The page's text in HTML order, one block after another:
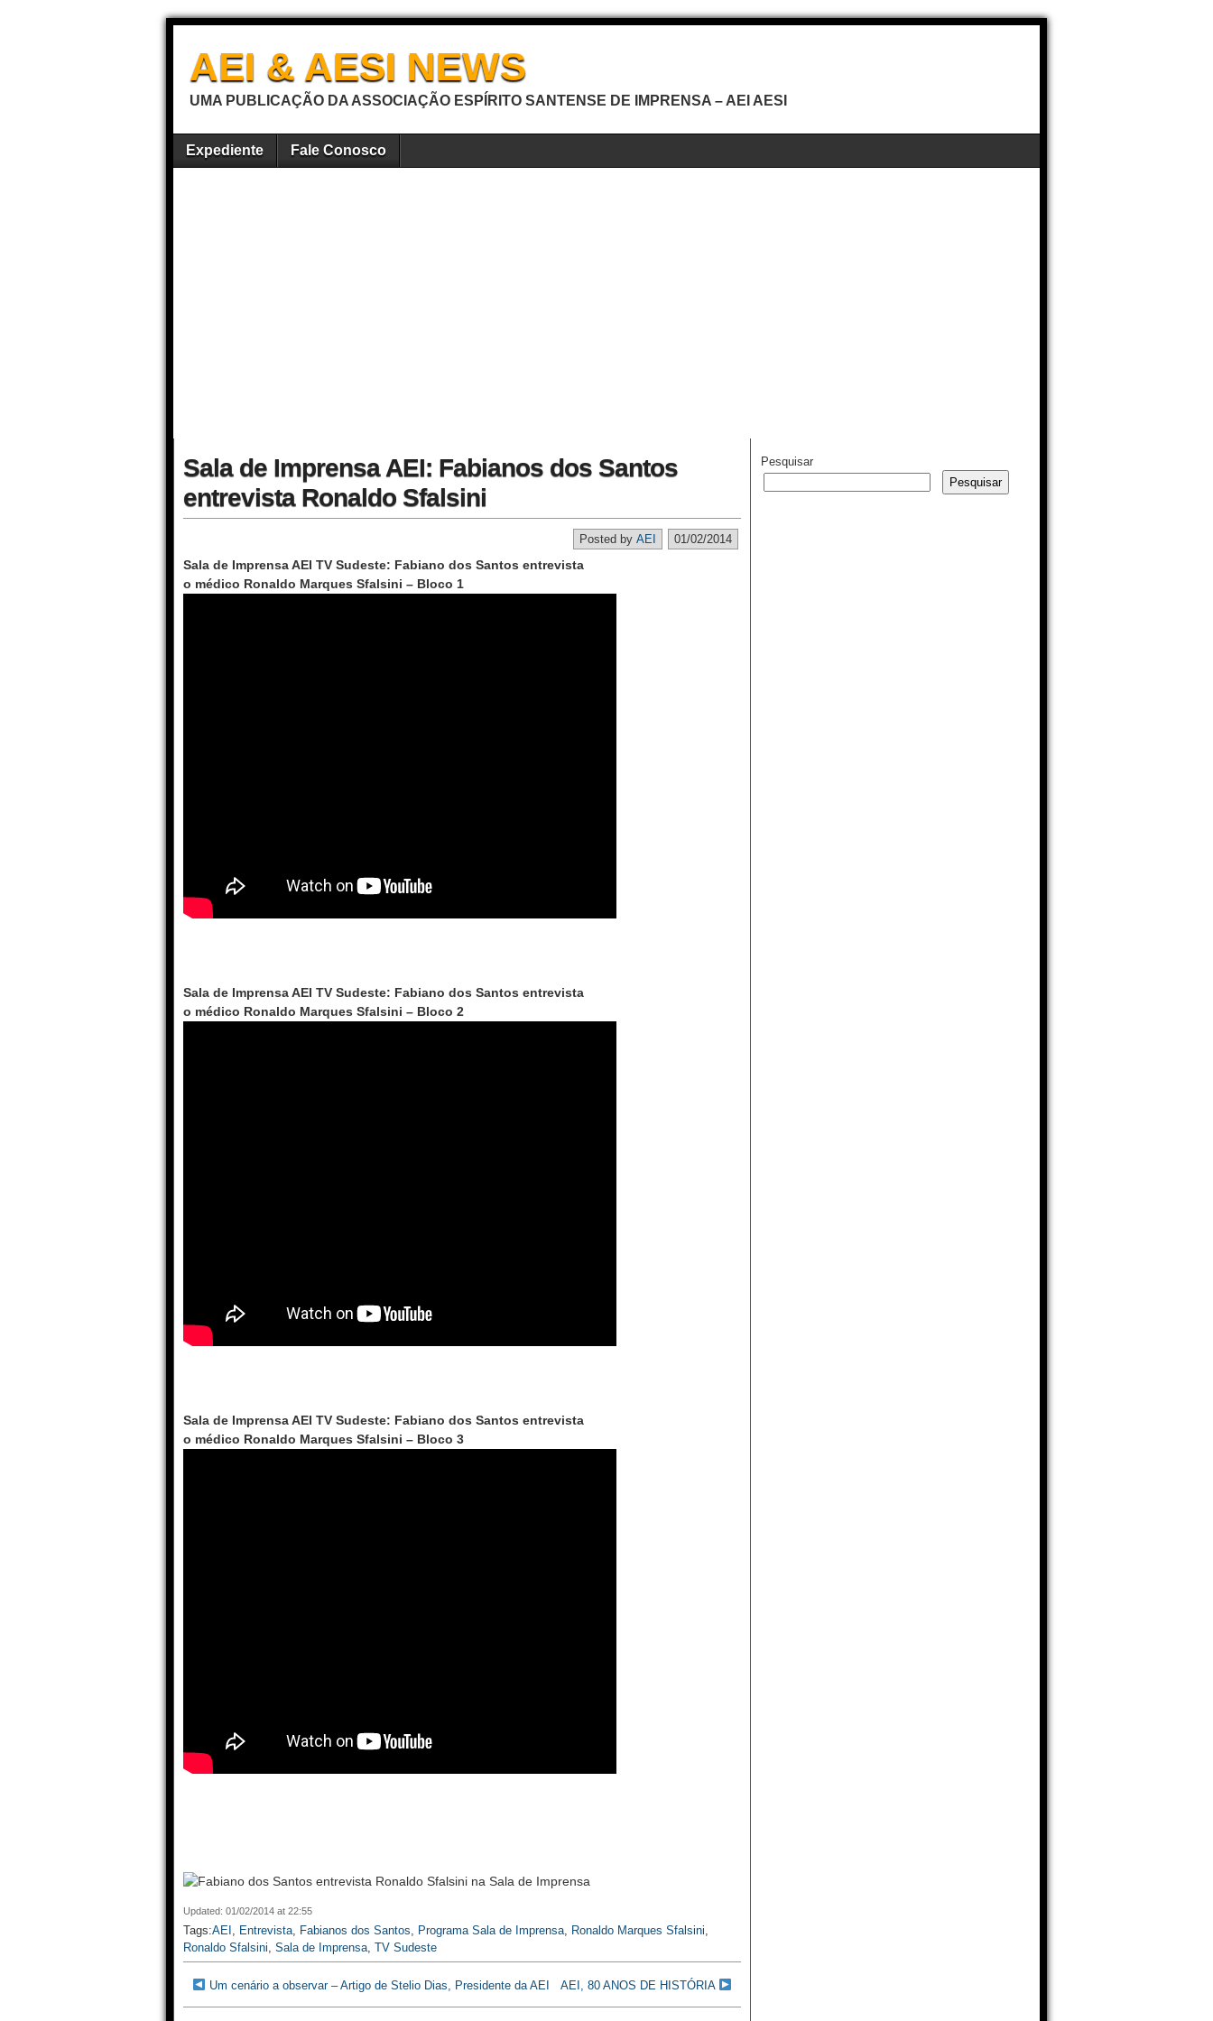
AEI & AESI NEWS
UMA PUBLICAÇÃO DA ASSOCIAÇÃO ESPÍRITO SANTENSE DE IMPRENSA – AEI AESI
Expediente Fale Conosco
Sala de Imprensa AEI: Fabianos dos Santos
entrevista Ronaldo Sfalsini
01/02/2014
Posted by AEI
Sala de Imprensa AEI TV Sudeste: Fabiano dos Santos entrevista
o médico Ronaldo Marques Sfalsini – Bloco 1
Sala de Imprensa AEI TV Sudeste: Fabiano dos Santos entrevista
o médico Ronaldo Marques Sfalsini – Bloco 2
Sala de Imprensa AEI TV Sudeste: Fabiano dos Santos entrevista
o médico Ronaldo Marques Sfalsini – Bloco 3
Updated: 01/02/2014 at 22:55
Tags:AEI , Entrevista, Fabianos dos Santos, Programa Sala de Imprensa, Ronaldo Marques Sfalsini,
Ronaldo Sfalsini, Sala de Imprensa, TV Sudeste
Um cenário a observar – Artigo de Stelio Dias, Presidente da AEI AEI, 80 ANOS DE HISTÓRIA
Pesquisar
Pesquisar